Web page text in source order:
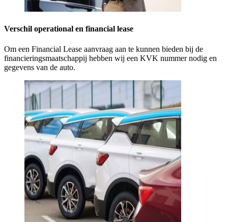
Verschil operational en financial lease
Om een Financial Lease aanvraag aan te kunnen bieden bij de
financieringsmaatschappij hebben wij een KVK nummer nodig en
gegevens van de auto.